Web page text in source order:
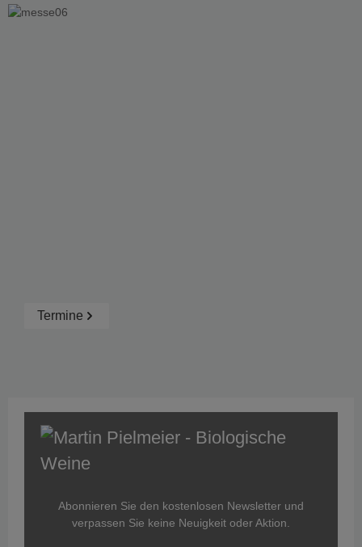
Termine
Abonnieren Sie den kostenlosen Newsletter und
verpassen Sie keine Neuigkeit oder Aktion.